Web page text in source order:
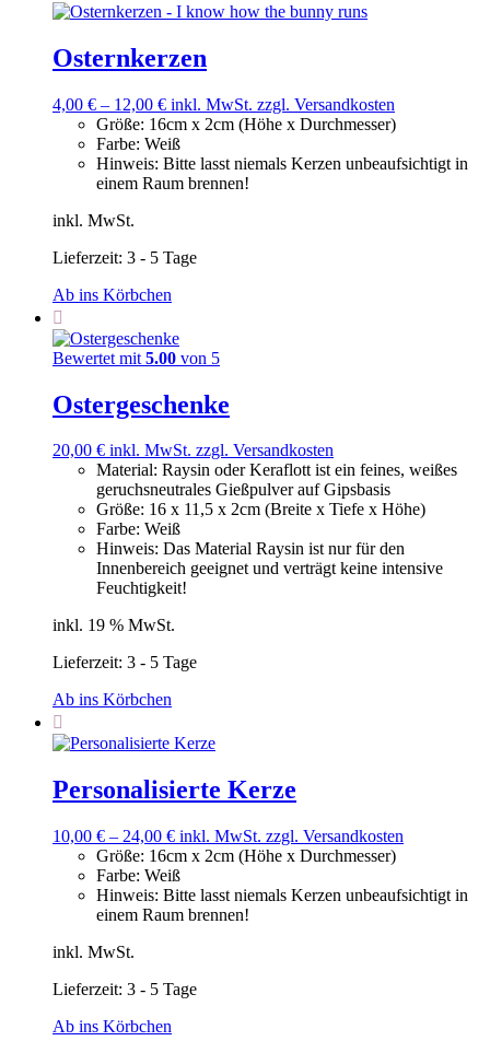
Osternkerzen
4,00 € – 12,00 € inkl. MwSt. zzgl. Versandkosten
Größe: 16cm x 2cm (Höhe x Durchmesser)
Farbe: Weiß
Hinweis: Bitte lasst niemals Kerzen unbeaufsichtigt in
einem Raum brennen!
inkl. MwSt.
Lieferzeit: 3 - 5 Tage
Ab ins Körbchen
Bewertet mit 5.00 von 5
Ostergeschenke
20,00 € inkl. MwSt. zzgl. Versandkosten
Material: Raysin oder Keraflott ist ein feines, weißes
geruchsneutrales Gießpulver auf Gipsbasis
Größe: 16 x 11,5 x 2cm (Breite x Tiefe x Höhe)
Farbe: Weiß
Hinweis: Das Material Raysin ist nur für den
Innenbereich geeignet und verträgt keine intensive
Feuchtigkeit!
inkl. 19 % MwSt.
Lieferzeit: 3 - 5 Tage
Ab ins Körbchen
Personalisierte Kerze
10,00 € – 24,00 € inkl. MwSt. zzgl. Versandkosten
Größe: 16cm x 2cm (Höhe x Durchmesser)
Farbe: Weiß
Hinweis: Bitte lasst niemals Kerzen unbeaufsichtigt in
einem Raum brennen!
inkl. MwSt.
Lieferzeit: 3 - 5 Tage
Ab ins Körbchen